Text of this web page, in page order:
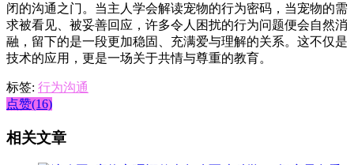
闭的沟通之门。当主人学会解读宠物的行为密码，当宠物的需
求被看见、被妥善回应，许多令人困扰的行为问题便会自然消
融，留下的是一段更加稳固、充满爱与理解的关系。这不仅是
技术的应用，更是一场关于共情与尊重的教育。
标签: 行为沟通
点赞(16)
相关文章